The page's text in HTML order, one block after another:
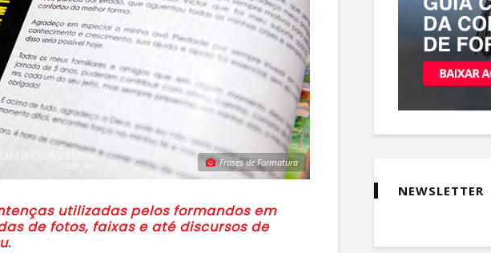
Frases de Formatura
utilizadas pelos formandos em
de fotos, faixas e até discursos de
NEWSLETTER